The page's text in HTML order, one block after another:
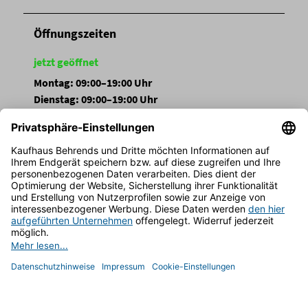
Öffnungszeiten
jetzt geöffnet
Montag: 09:00–19:00 Uhr
Dienstag: 09:00–19:00 Uhr
Donnerstag: 09:00–19:00 Uhr
Freitag: 09:00–19:00 Uhr
Samstag: 09:00–19:00 Uhr
Sonntag: Geschlossen
FOLGEN SIE UNS